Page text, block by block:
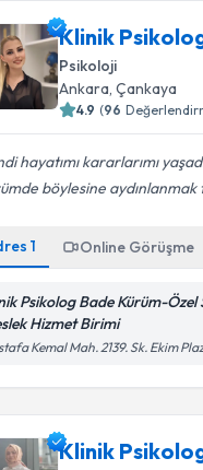
Klinik
Psikoloji
Ankara , Çankaya
4.9 (96
hayatımı kararlarımı
böylesine aydınlanmak
1 Online Görüşme
Psikolog Bade Kürüm-Özel
Hizmet Birimi
Kemal Mah. 2139. Sk. Ekim
Klinik